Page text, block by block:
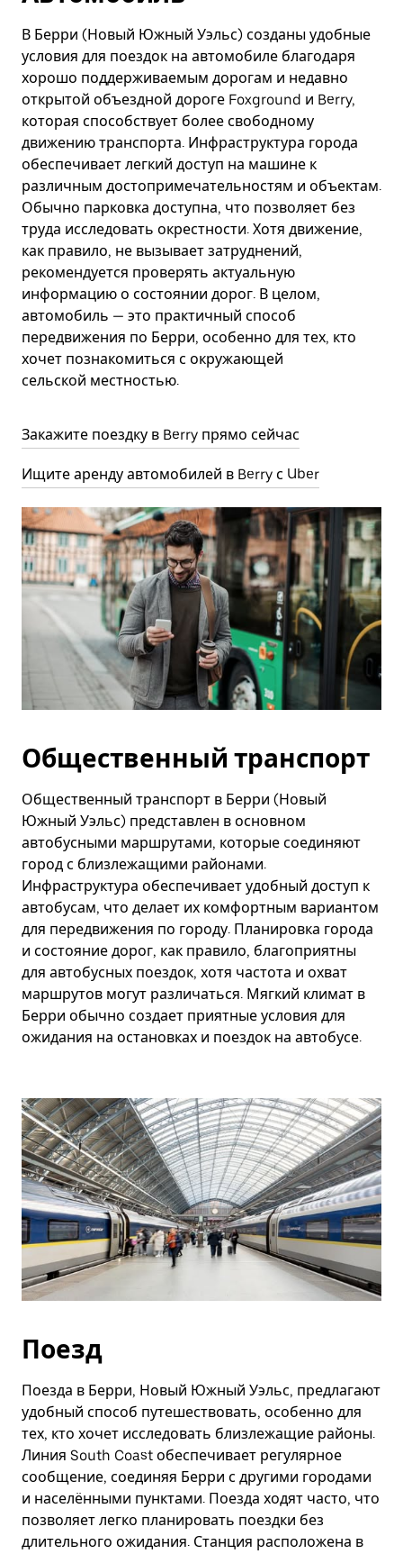
В Берри (Новый Южный Уэльс) созданы удобные
условия для поездок на автомобиле благодаря
хорошо поддерживаемым дорогам и недавно
открытой объездной дороге Foxground и Berry,
которая способствует более свободному
движению транспорта. Инфраструктура города
обеспечивает легкий доступ на машине к
различным достопримечательностям и объектам.
Обычно парковка доступна, что позволяет без
труда исследовать окрестности. Хотя движение,
как правило, не вызывает затруднений,
рекомендуется проверять актуальную
информацию о состоянии дорог. В целом,
автомобиль — это практичный способ
передвижения по Берри, особенно для тех, кто
хочет познакомиться с окружающей
сельской местностью.
Закажите поездку в Berry прямо сейчас
Ищите аренду автомобилей в Berry с Uber
Общественный транспорт
Общественный транспорт в Берри (Новый
Южный Уэльс) представлен в основном
автобусными маршрутами, которые соединяют
город с близлежащими районами.
Инфраструктура обеспечивает удобный доступ к
автобусам, что делает их комфортным вариантом
для передвижения по городу. Планировка города
и состояние дорог, как правило, благоприятны
для автобусных поездок, хотя частота и охват
маршрутов могут различаться. Мягкий климат в
Берри обычно создает приятные условия для
ожидания на остановках и поездок на автобусе.
Поезд
Поезда в Берри, Новый Южный Уэльс, предлагают
удобный способ путешествовать, особенно для
тех, кто хочет исследовать близлежащие районы.
Линия South Coast обеспечивает регулярное
сообщение, соединяя Берри с другими городами
и населёнными пунктами. Поезда ходят часто, что
позволяет легко планировать поездки без
длительного ожидания. Станция расположена в